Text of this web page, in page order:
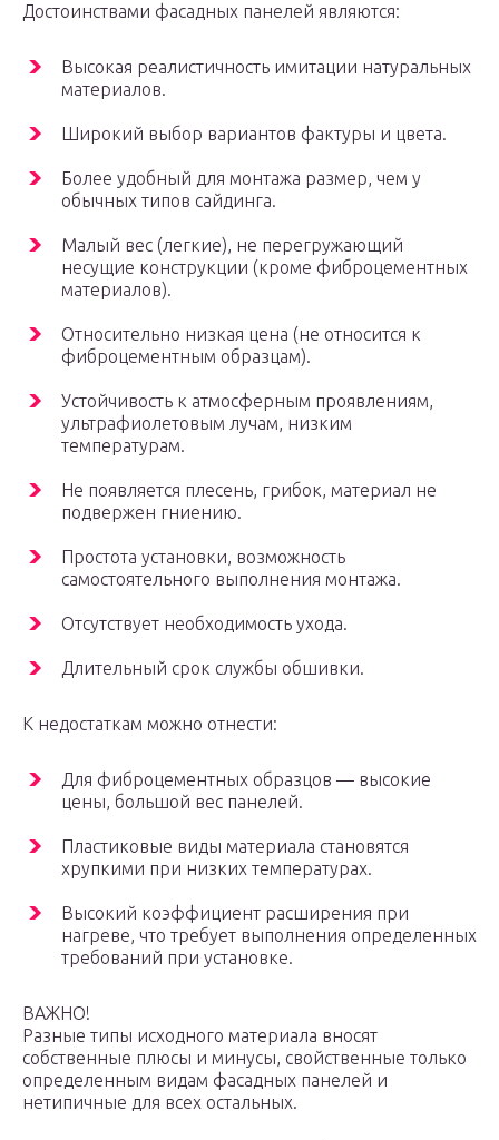
Достоинствами фасадных панелей являются:
Высокая реалистичность имитации натуральных
материалов.
Широкий выбор вариантов фактуры и цвета.
Более удобный для монтажа размер, чем у
обычных типов сайдинга.
Малый вес (легкие), не перегружающий
несущие конструкции (кроме фиброцементных
материалов).
Относительно низкая цена (не относится к
фиброцементным образцам).
Устойчивость к атмосферным проявлениям,
ультрафиолетовым лучам, низким
температурам.
Не появляется плесень, грибок, материал не
подвержен гниению.
Простота установки, возможность
самостоятельного выполнения монтажа.
Отсутствует необходимость ухода.
Длительный срок службы обшивки.
К недостаткам можно отнести:
Для фиброцементных образцов — высокие
цены, большой вес панелей.
Пластиковые виды материала становятся
хрупкими при низких температурах.
Высокий коэффициент расширения при
нагреве, что требует выполнения определенных
требований при установке.
ВАЖНО!
Разные типы исходного материала вносят
собственные плюсы и минусы, свойственные только
определенным видам фасадных панелей и
нетипичные для всех остальных.